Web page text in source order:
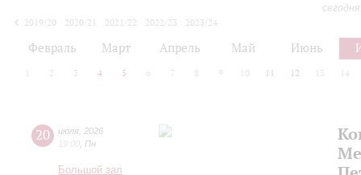
2019/20
2020/21 2021/22 2022/23
2023/24
Февраль Март Апрель Май Июнь
2 3 4 5 6 7 8 9 10 11 12 13 14
20 июля 2026
19:00 Пн
Большой зал